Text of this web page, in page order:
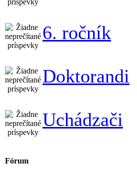
6. ročník
Doktorandi
Uchádzači
Fórum